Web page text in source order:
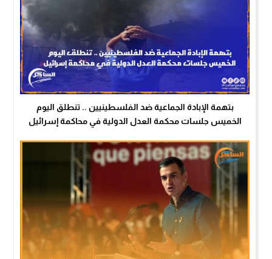
بتهمة الإبادة الجماعية ضد الفلسطينيين .. تنطلق اليوم
الخميس جلسات محكمة العدل الدولية في محاكمة إسرائيل